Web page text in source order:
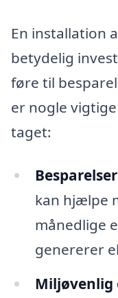
En installation
betydelig
føre til
er nogle
taget:
kan hjælpe
månedlige
genererer
Miljøvenlig